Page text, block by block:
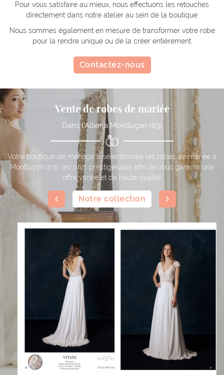
Pour vous satisfaire au mieux, nous effectuons les retouches
directement dans notre atelier au sein de la boutique.
Nous sommes également en mesure de transformer votre robe
pour la rendre unique ou de la créer entièrement.
Contactez-nous
Vente de robes de mariée
Dans l'Allier à Montluçon (03)
Votre boutique de mariage a sélectionnée les robes de mariée à
Montluçon (03), les plus prestigieuses afin de vous garantir une
offre variée et de haute qualité.
Notre collection